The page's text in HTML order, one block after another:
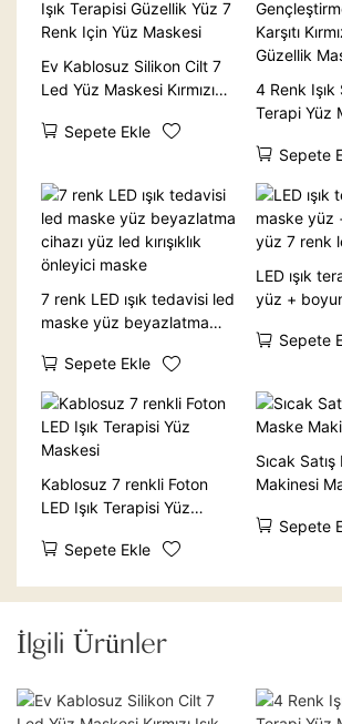
Ev Kablosuz Silikon Cilt 7
Led Yüz Maskesi Kırmızı
Renk Için Yüz Maskesi
Sepete Ekle
4 Renk Işık
Terapi Yüz
Karşıtı
Güzellik
Sepete
7 renk LED ışık tedavisi led
maske yüz beyazlatma
önleyici maske
Sepete Ekle
LED ışık
yüz +
Sepete
Kablosuz 7 renkli Foton
LED Işık Terapisi Yüz
Sepete Ekle
Sıcak
Makinesi
Sepete
İlgili Ürünler